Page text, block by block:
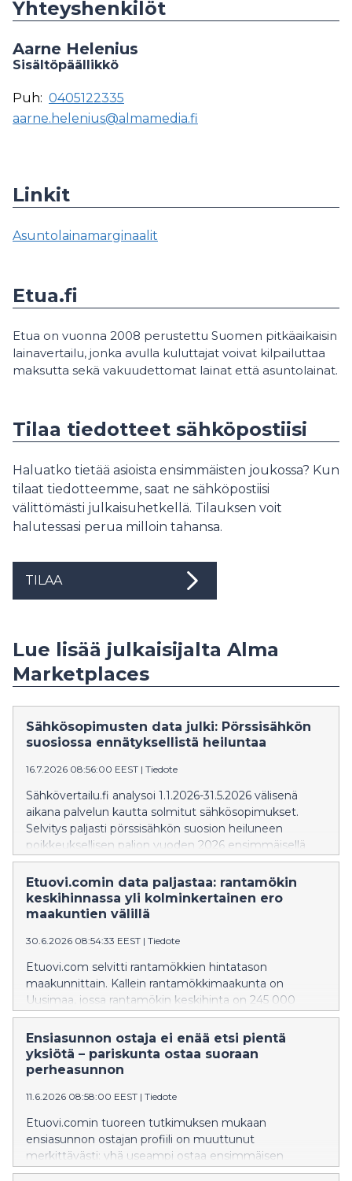
Yhteyshenkilöt
Aarne Helenius
Sisältöpäällikkö
Puh: 0405122335
aarne.helenius@almamedia.fi
Linkit
Asuntolainamarginaalit
Etua.fi
Etua on vuonna 2008 perustettu Suomen pitkäaikaisin
lainavertailu, jonka avulla kuluttajat voivat kilpailuttaa
maksutta sekä vakuudettomat lainat että asuntolainat.
Tilaa tiedotteet sähköpostiisi
Haluatko tietää asioista ensimmäisten joukossa? Kun
tilaat tiedotteemme, saat ne sähköpostiisi
välittömästi julkaisuhetkellä. Tilauksen voit
halutessasi perua milloin tahansa.
TILAA
Lue lisää julkaisijalta Alma
Marketplaces
Sähkösopimusten data julki: Pörssisähkön
suosiossa ennätyksellistä heiluntaa
16.7.2026 08:56:00 EEST | Tiedote
Sähkövertailu.fi analysoi 1.1.2026-31.5.2026 välisenä
aikana palvelun kautta solmitut sähkösopimukset.
Selvitys paljasti pörssisähkön suosion heiluneen
poikkeuksellisen paljon vuoden 2026 ensimmäisellä
puoliskolla.
Etuovi.comin data paljastaa: rantamökin
keskihinnassa yli kolminkertainen ero
maakuntien välillä
30.6.2026 08:54:33 EEST | Tiedote
Etuovi.com selvitti rantamökkien hintatason
maakunnittain. Kallein rantamökkimaakunta on
Uusimaa, jossa rantamökin keskihinta on 245 000
euroa, kun taas Kainuusta rantamökin saa keskimäärin
78 000 eurolla. Uudellamaalla 2010–2020-luvuilla
rakennetun mökin keskihinta nousee peräti 457 000
euroon. Eniten myytäviä rantamökkejä on Etelä-
Ensiasunnon ostaja ei enää etsi pientä
yksiötä – pariskunta ostaa suoraan
perheasunnon
11.6.2026 08:58:00 EEST | Tiedote
Etuovi.comin tuoreen tutkimuksen mukaan
ensiasunnon ostajan profiili on muuttunut
merkittävästi: yhä useampi ostaa ensimmäisen
asunnon pariskuntana, hakee omakotitaloa tai rivitaloa